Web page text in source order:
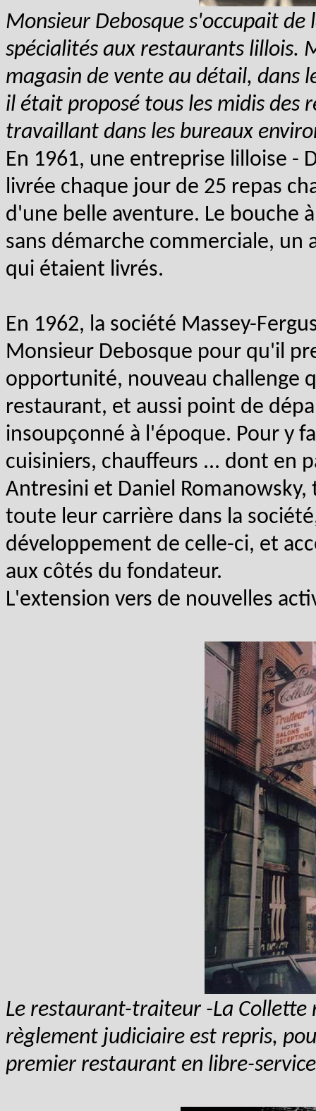
Monsieur Debosque s'occupait
spécialités aux restaurants lillois.
magasin de vente au détail, dans
il était proposé tous les midis des
travaillant dans les bureaux
En 1961, une entreprise lilloise -
livrée chaque jour de 25 repas
d'une belle aventure. Le bouche
sans démarche commerciale, un
qui étaient livrés.
En 1962, la société Massey-
Monsieur Debosque pour qu'il
opportunité, nouveau challenge
restaurant, et aussi point de
insoupçonné à l'époque. Pour y
cuisiniers, chauffeurs ... dont en
Antresini et Daniel
toute leur carrière dans la
développement de celle-ci, et
aux côtés du fondateur.
L'extension vers de nouvelles
Le restaurant-traiteur -La Collette
règlement judiciaire est repris,
premier restaurant en libre-